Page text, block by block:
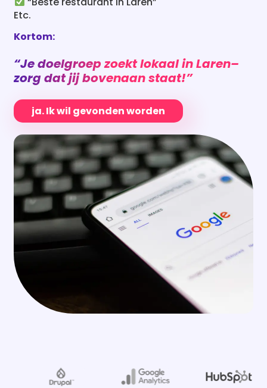
Etc.
Kortom:
“Je doelgroep zoekt lokaal inLaren–
zorg dat jij bovenaan staat!”
ja. Ik wil gevonden worden